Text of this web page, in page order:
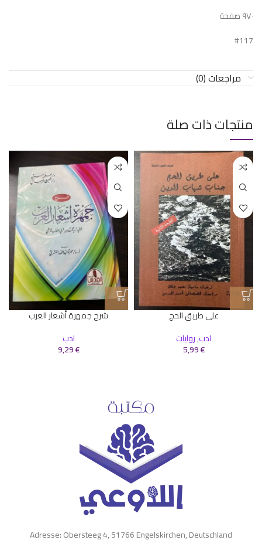
٩٧٠ صفحة
#117
مراجعات (0)
منتجات ذات صلة
على طريق الحج
ادب,روايات
5,99€
شرح جمهرة أشعار العرب
ادب
9,29€
Adresse: Obersteeg 4, 51766 Engelskirchen, Deutschland